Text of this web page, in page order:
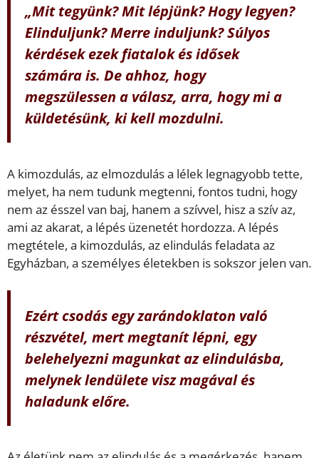
„Mit tegyünk? Mit lépjünk? Hogy legyen?
Elinduljunk? Merre induljunk? Súlyos
kérdések ezek fiatalok és idősek
számára is. De ahhoz, hogy
megszülessen a válasz, arra, hogy mi a
küldetésünk, ki kell mozdulni.
A kimozdulás, az elmozdulás a lélek legnagyobb tette,
melyet, ha nem tudunk megtenni, fontos tudni, hogy
nem az ésszel van baj, hanem a szívvel, hisz a szív az,
ami az akarat, a lépés üzenetét hordozza. A lépés
megtétele, a kimozdulás, az elindulás feladata az
Egyházban, a személyes életekben is sokszor jelen van.
Ezért csodás egy zarándoklaton való
részvétel, mert megtanít lépni, egy
belehelyezni magunkat az elindulásba,
melynek lendülete visz magával és
haladunk előre.